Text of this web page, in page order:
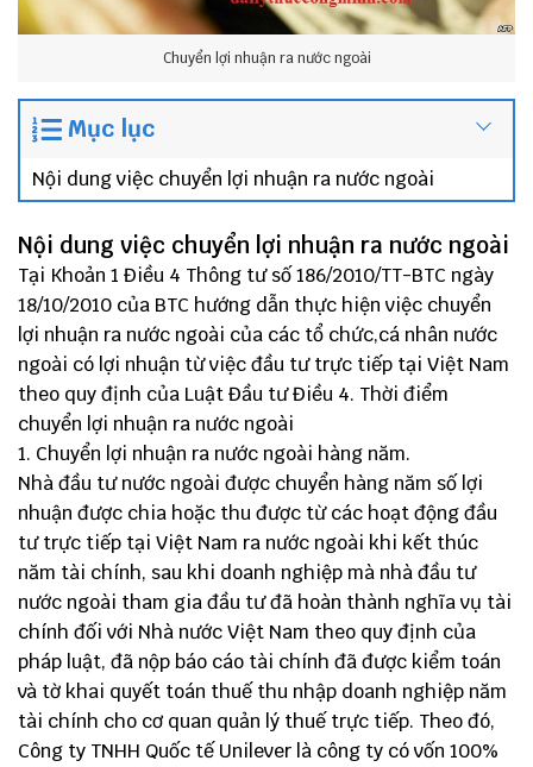
Chuyển lợi nhuận ra nước ngoài
Mục lục
Nội dung việc chuyển lợi nhuận ra nước ngoài
Nội dung việc chuyển lợi nhuận ra nước ngoài
Tại Khoản 1 Điều 4 Thông tư số 186/2010/TT-BTC ngày
18/10/2010 của BTC hướng dẫn thực hiện việc chuyển
lợi nhuận ra nước ngoài của các tổ chức,cá nhân nước
ngoài có lợi nhuận từ việc đầu tư trực tiếp tại Việt Nam
theo quy định của Luật Đầu tư Điều 4. Thời điểm
chuyển lợi nhuận ra nước ngoài
Chuyển lợi nhuận ra nước ngoài hàng năm.
Nhà đầu tư nước ngoài được chuyển hàng năm số lợi
nhuận được chia hoặc thu được từ các hoạt động đầu
tư trực tiếp tại Việt Nam ra nước ngoài khi kết thúc
năm tài chính, sau khi doanh nghiệp mà nhà đầu tư
nước ngoài tham gia đầu tư đã hoàn thành nghĩa vụ tài
chính đối với Nhà nước Việt Nam theo quy định của
pháp luật, đã nộp báo cáo tài chính đã được kiểm toán
và tờ khai quyết toán thuế thu nhập doanh nghiệp năm
tài chính cho cơ quan quản lý thuế trực tiếp. Theo đó,
Công ty TNHH Quốc tế Unilever là công ty có vốn 100%